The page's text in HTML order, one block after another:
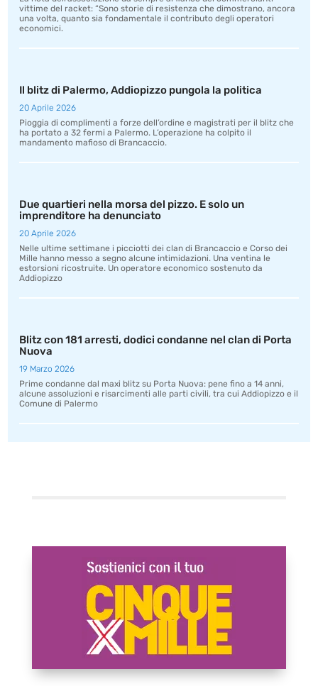
vittime del racket: “Sono storie di resistenza che dimostrano, ancora
una volta, quanto sia fondamentale il contributo degli operatori
economici.
Il blitz di Palermo, Addiopizzo pungola la politica
20 Aprile 2026
Pioggia di complimenti a forze dell’ordine e magistrati per il blitz che
ha portato a 32 fermi a Palermo. L’operazione ha colpito il
mandamento mafioso di Brancaccio.
Due quartieri nella morsa del pizzo. E solo un
imprenditore ha denunciato
20 Aprile 2026
Nelle ultime settimane i picciotti dei clan di Brancaccio e Corso dei
Mille hanno messo a segno alcune intimidazioni. Una ventina le
estorsioni ricostruite. Un operatore economico sostenuto da
Addiopizzo
Blitz con 181 arresti, dodici condanne nel clan di Porta
Nuova
19 Marzo 2026
Prime condanne dal maxi blitz su Porta Nuova: pene fino a 14 anni,
alcune assoluzioni e risarcimenti alle parti civili, tra cui Addiopizzo e il
Comune di Palermo